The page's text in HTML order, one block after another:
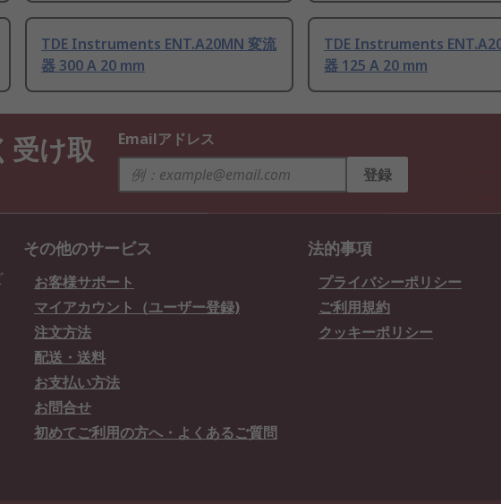
TDE Instruments ENT.A20MN 変流
器 300 A 20 mm
TDE Instruments
器 125 A 20 mm
受け取
Emailアドレス
登録
その他のサービス
お客様サポート
マイアカウント（ユーザー登録)
注文方法
配送・送料
お支払い方法
お問合せ
初めてご利用の方へ・よくあるご質問
法的事項
プライバシーポリシー
ご利用規約
クッキーポリシー